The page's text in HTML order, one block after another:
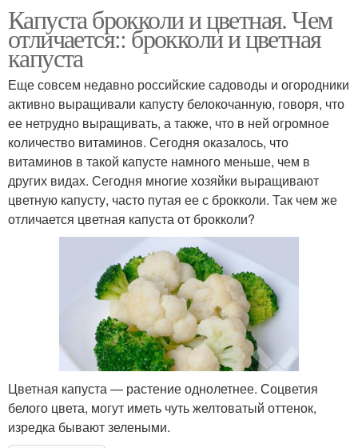
Капуста брокколи и цветная. Чем
отличается:: брокколи и цветная
капуста
Еще совсем недавно российские садоводы и огородники
активно выращивали капусту белокочанную, говоря, что
ее нетрудно выращивать, а также, что в ней огромное
количество витаминов. Сегодня оказалось, что
витаминов в такой капусте намного меньше, чем в
других видах. Сегодня многие хозяйки выращивают
цветную капусту, часто путая ее с брокколи. Так чем же
отличается цветная капуста от брокколи?
Цветная капуста — растение однолетнее. Соцветия
белого цвета, могут иметь чуть желтоватый оттенок,
изредка бывают зелеными.